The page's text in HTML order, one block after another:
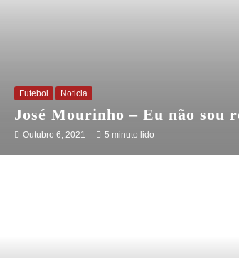
Futebol Noticia
José Mourinho – Eu não sou
Outubro 6, 2021 5 minuto lido